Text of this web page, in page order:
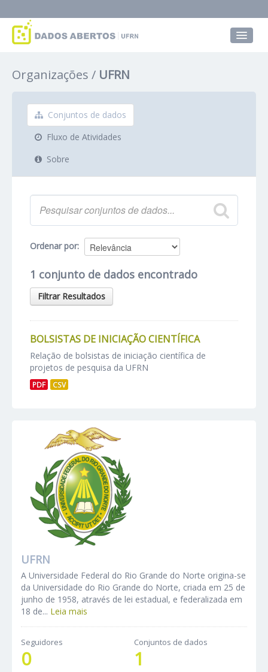
Grupos
Sobre
Organizações UFRN
Conjuntos de dados
Fluxo de Atividades
Sobre
Ordenar por
1 conjunto de dados encontrado
Filtrar Resultados
BOLSISTAS DE INICIAÇÃO CIENTÍFICA
Relação de bolsistas de iniciação científica de
projetos de pesquisa da UFRN
PDF CSV
UFRN
A Universidade Federal do Rio Grande do Norte origina-se
da Universidade do Rio Grande do Norte, criada em 25 de
junho de 1958, através de lei estadual, e federalizada em
18 de... Leia mais
Seguidores
0
Conjuntos de dados
1